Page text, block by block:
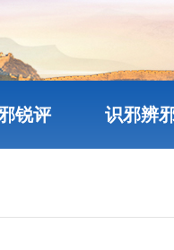
锐评 识邪辨